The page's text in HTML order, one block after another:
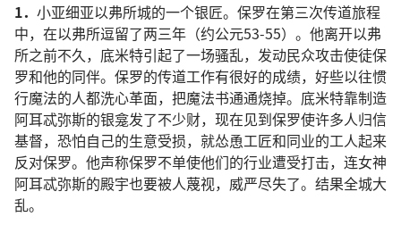
1． 小亚细亚以弗所城的一个银匠。保罗在第三次传道旅程
中，在以弗所逗留了两三年（约公元53-55）。他离开以弗
所之前不久，底米特引起了一场骚乱，发动民众攻击使徒保
罗和他的同伴。保罗的传道工作有很好的成绩，好些以往惯
行魔法的人都洗心革面，把魔法书通通烧掉。底米特靠制造
阿耳忒弥斯的银龛发了不少财，现在见到保罗使许多人归信
基督，恐怕自己的生意受损，就怂恿工匠和同业的工人起来
反对保罗。他声称保罗不单使他们的行业遭受打击，连女神
阿耳忒弥斯的殿宇也要被人蔑视，威严尽失了。结果全城大
乱。